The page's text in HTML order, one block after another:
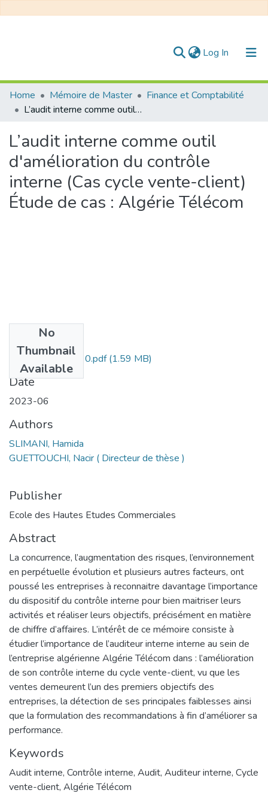
Log In (current)
Communities & Collections
All of DSpace
Statistics
Home Mémoire de Master
Finance et Comptabilité
L’audit interne comme outil d'amélioration du contrôle interne (Cas cycle vente-client) Étude de cas : Algérie Télécom
L’audit interne comme outil
d'amélioration du contrôle
interne (Cas cycle vente-client)
Étude de cas : Algérie Télécom
No
Thumbnail
Available
slimani hamida-190.pdf(1.59 MB)
Date
2023-06
Authors
SLIMANI, Hamida
GUETTOUCHI, Nacir ( Directeur de thèse )
Publisher
Ecole des Hautes Etudes Commerciales
Abstract
La concurrence, l’augmentation des risques, l’environnement
en perpétuelle évolution et plusieurs autres facteurs, ont
poussé les entreprises à reconnaitre davantage l’importance
du dispositif du contrôle interne pour bien maitriser leurs
activités et réaliser leurs objectifs, précisément en matière
de chiffre d’affaires. L’intérêt de ce mémoire consiste à
étudier l’importance de l’auditeur interne interne au sein de
l’entreprise algérienne Algérie Télécom dans : l’amélioration
de son contrôle interne du cycle vente-client, vu que les
ventes demeurent l’un des premiers objectifs des
entreprises, la détection de ses principales faiblesses ainsi
que la formulation des recommandations à fin d’améliorer sa
performance.
Keywords
Audit interne, Contrôle interne, Audit, Auditeur interne, Cycle
vente-client, Algérie Télécom